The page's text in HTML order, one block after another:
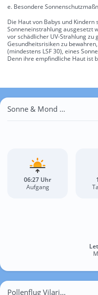
e. Besondere
Die Haut von Babys und
Sonneneinstrahlung ausgesetzt
vor schädlicher UV-Strahlung
Gesundheitsrisiken zu
(mindestens LSF 30), eines
Denn ihre empfindliche Haut ist
Sonne & Mond Vilarinho do Monte
06:27 Uhr
Aufgang
Pollenflug Vilarinho do Monte